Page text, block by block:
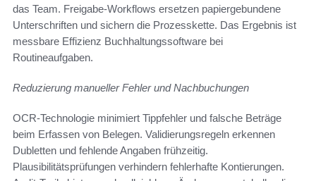
das Team. Freigabe-Workflows ersetzen papiergebundene
Unterschriften und sichern die Prozesskette. Das Ergebnis ist
messbare Effizienz Buchhaltungssoftware bei
Routineaufgaben.
Reduzierung manueller Fehler und Nachbuchungen
OCR-Technologie minimiert Tippfehler und falsche Beträge
beim Erfassen von Belegen. Validierungsregeln erkennen
Dubletten und fehlende Angaben frühzeitig.
Plausibilitätsprüfungen verhindern fehlerhafte Kontierungen.